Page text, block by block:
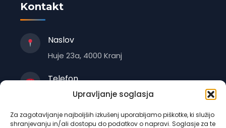
Upravljanje soglasja
Za zagotavljanje najboljših izkušenj uporabljamo piškotke, ki služijo
shranjevanju in/ali dostopu do podatkov o napravi. Soglasje za te
Kontakt
Naslov
Huje 23a, 4000 Kranj
Telefon
+386 4 235 1470
E-pošta